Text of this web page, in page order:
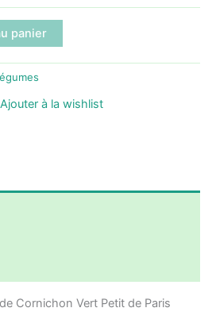
panier
Ajouter à la wishlist
Cornichon Vert Petit de Paris